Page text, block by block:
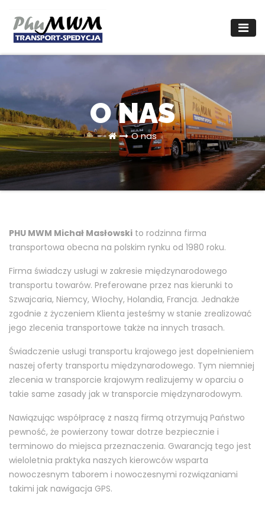
content
O NAS
O nas
PHU MWM Michał Masłowski to rodzinna firma
transportowa obecna na polskim rynku od 1980 roku.
Firma świadczy usługi w zakresie międzynarodowego
transportu towarów. Preferowane przez nas kierunki to
Szwajcaria, Niemcy, Włochy, Holandia, Francja. Jednakże
zgodnie z życzeniem Klienta jesteśmy w stanie zrealizować
jego zlecenia transportowe także na innych trasach.
Świadczenie usługi transportu krajowego jest dopełnieniem
naszej oferty transportu międzynarodowego. Tym niemniej
zlecenia w transporcie krajowym realizujemy w oparciu o
takie same zasady jak w transporcie międzynarodowym.
Nawiązując współpracę z naszą firmą otrzymują Państwo
pewność, że powierzony towar dotrze bezpiecznie i
terminowo do miejsca przeznaczenia. Gwarancją tego jest
wieloletnia praktyka naszych kierowców wsparta
nowoczesnym taborem i nowoczesnymi rozwiązaniami
takimi jak nawigacja GPS.